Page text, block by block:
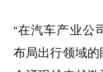
“在汽车产业公
布局出行领域